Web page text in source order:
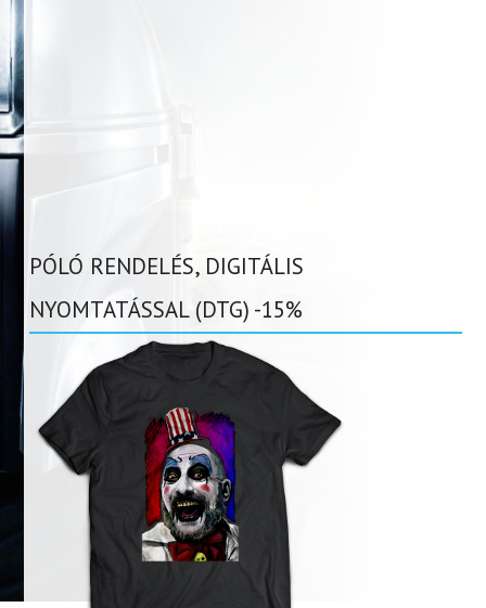
PÓLÓ RENDELÉS, DIGITÁLIS
NYOMTATÁSSAL (DTG) -15%